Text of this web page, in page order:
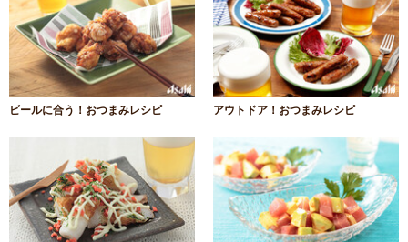
ビールに合う！おつまみレシピ アウトドア！おつまみレシピ